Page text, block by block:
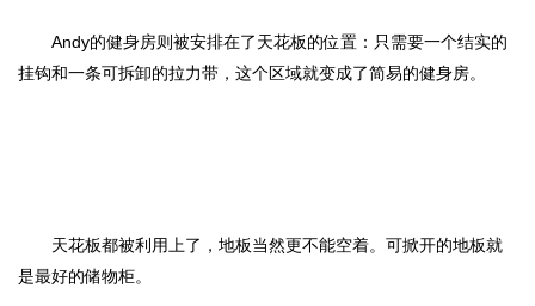
Andy的健身房则被安排在了天花板的位置：只需要一个结实的
挂钩和一条可拆卸的拉力带，这个区域就变成了简易的健身房。
天花板都被利用上了，地板当然更不能空着。可掀开的地板就
是最好的储物柜。